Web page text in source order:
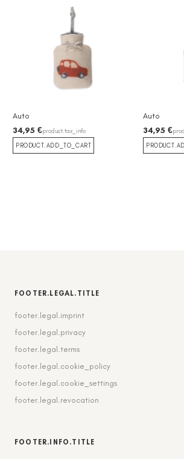
Auto
34,95 €product.tax_info
PRODUCT.ADD_TO_CART
Auto
34,95 €
FOOTER.LEGAL.TITLE
footer.legal.imprint
footer.legal.privacy
footer.legal.terms
footer.legal.cookie_policy
footer.legal.cookie_settings
footer.legal.revocation
FOOTER.INFO.TITLE